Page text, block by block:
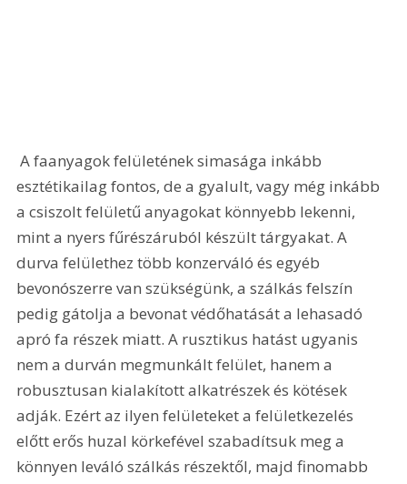
A faanyagok felületének simasága inkább
esztétikailag fontos, de a gyalult, vagy még inkább
a csiszolt felületű anyagokat könnyebb lekenni,
mint a nyers fűrészáruból készült tárgyakat. A
durva felülethez több konzerváló és egyéb
bevonószerre van szükségünk, a szálkás felszín
pedig gátolja a bevonat védőhatását a lehasadó
apró fa részek miatt. A rusztikus hatást ugyanis
nem a durván megmunkált felület, hanem a
robusztusan kialakított alkatrészek és kötések
adják. Ezért az ilyen felületeket a felületkezelés
előtt erős huzal körkefével szabadítsuk meg a
könnyen leváló szálkás részektől, majd finomabb